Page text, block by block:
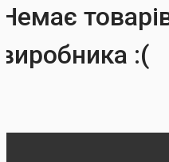
Немає
виробника :(